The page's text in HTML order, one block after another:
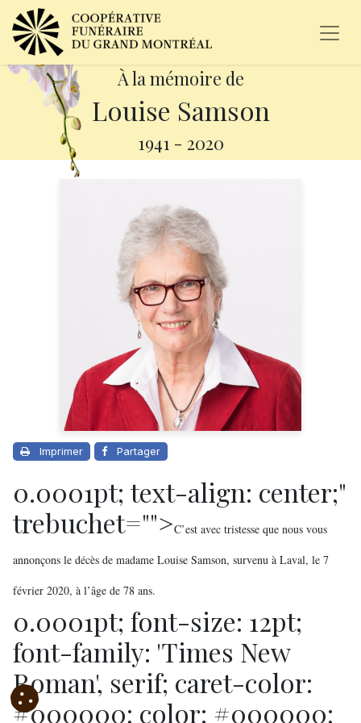
À la mémoire de
Louise Samson
1941 - 2020
Imprimer Partager
0.0001pt; text-align: center;"
trebuchet="">C’est avec tristesse que nous vous
annonçons le décès de madame Louise Samson, survenu à Laval, le 7
février 2020, à l’âge de 78 ans.
0.0001pt; font-size: 12pt;
font-family: 'Times New
Roman', serif; caret-color:
#000000; color: #000000;